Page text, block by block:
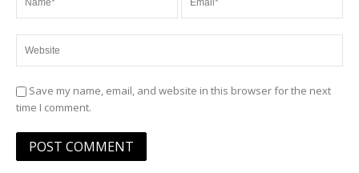
Save my name, email, and website in this browser for the next
time I comment.